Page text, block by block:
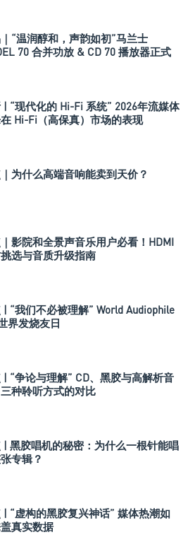
“温润醇和，声韵如初”马兰士
70 合并功放 & CD 70 播放器正式
| “现代化的 Hi-Fi 系统” 2026年流媒体
Hi-Fi（高保真）市场的表现
为什么高端音响能卖到天价？
影院和全景声音乐用户必看！HDMI
选与音质升级指南
| “我们不必被理解” World Audiophile
界发烧友日
| “争论与理解” CD、黑胶与高解析音
种聆听方式的对比
| 黑胶唱机的秘密：为什么一根针能唱
专辑？
| “虚构的黑胶复兴神话” 媒体热潮如
真实数据